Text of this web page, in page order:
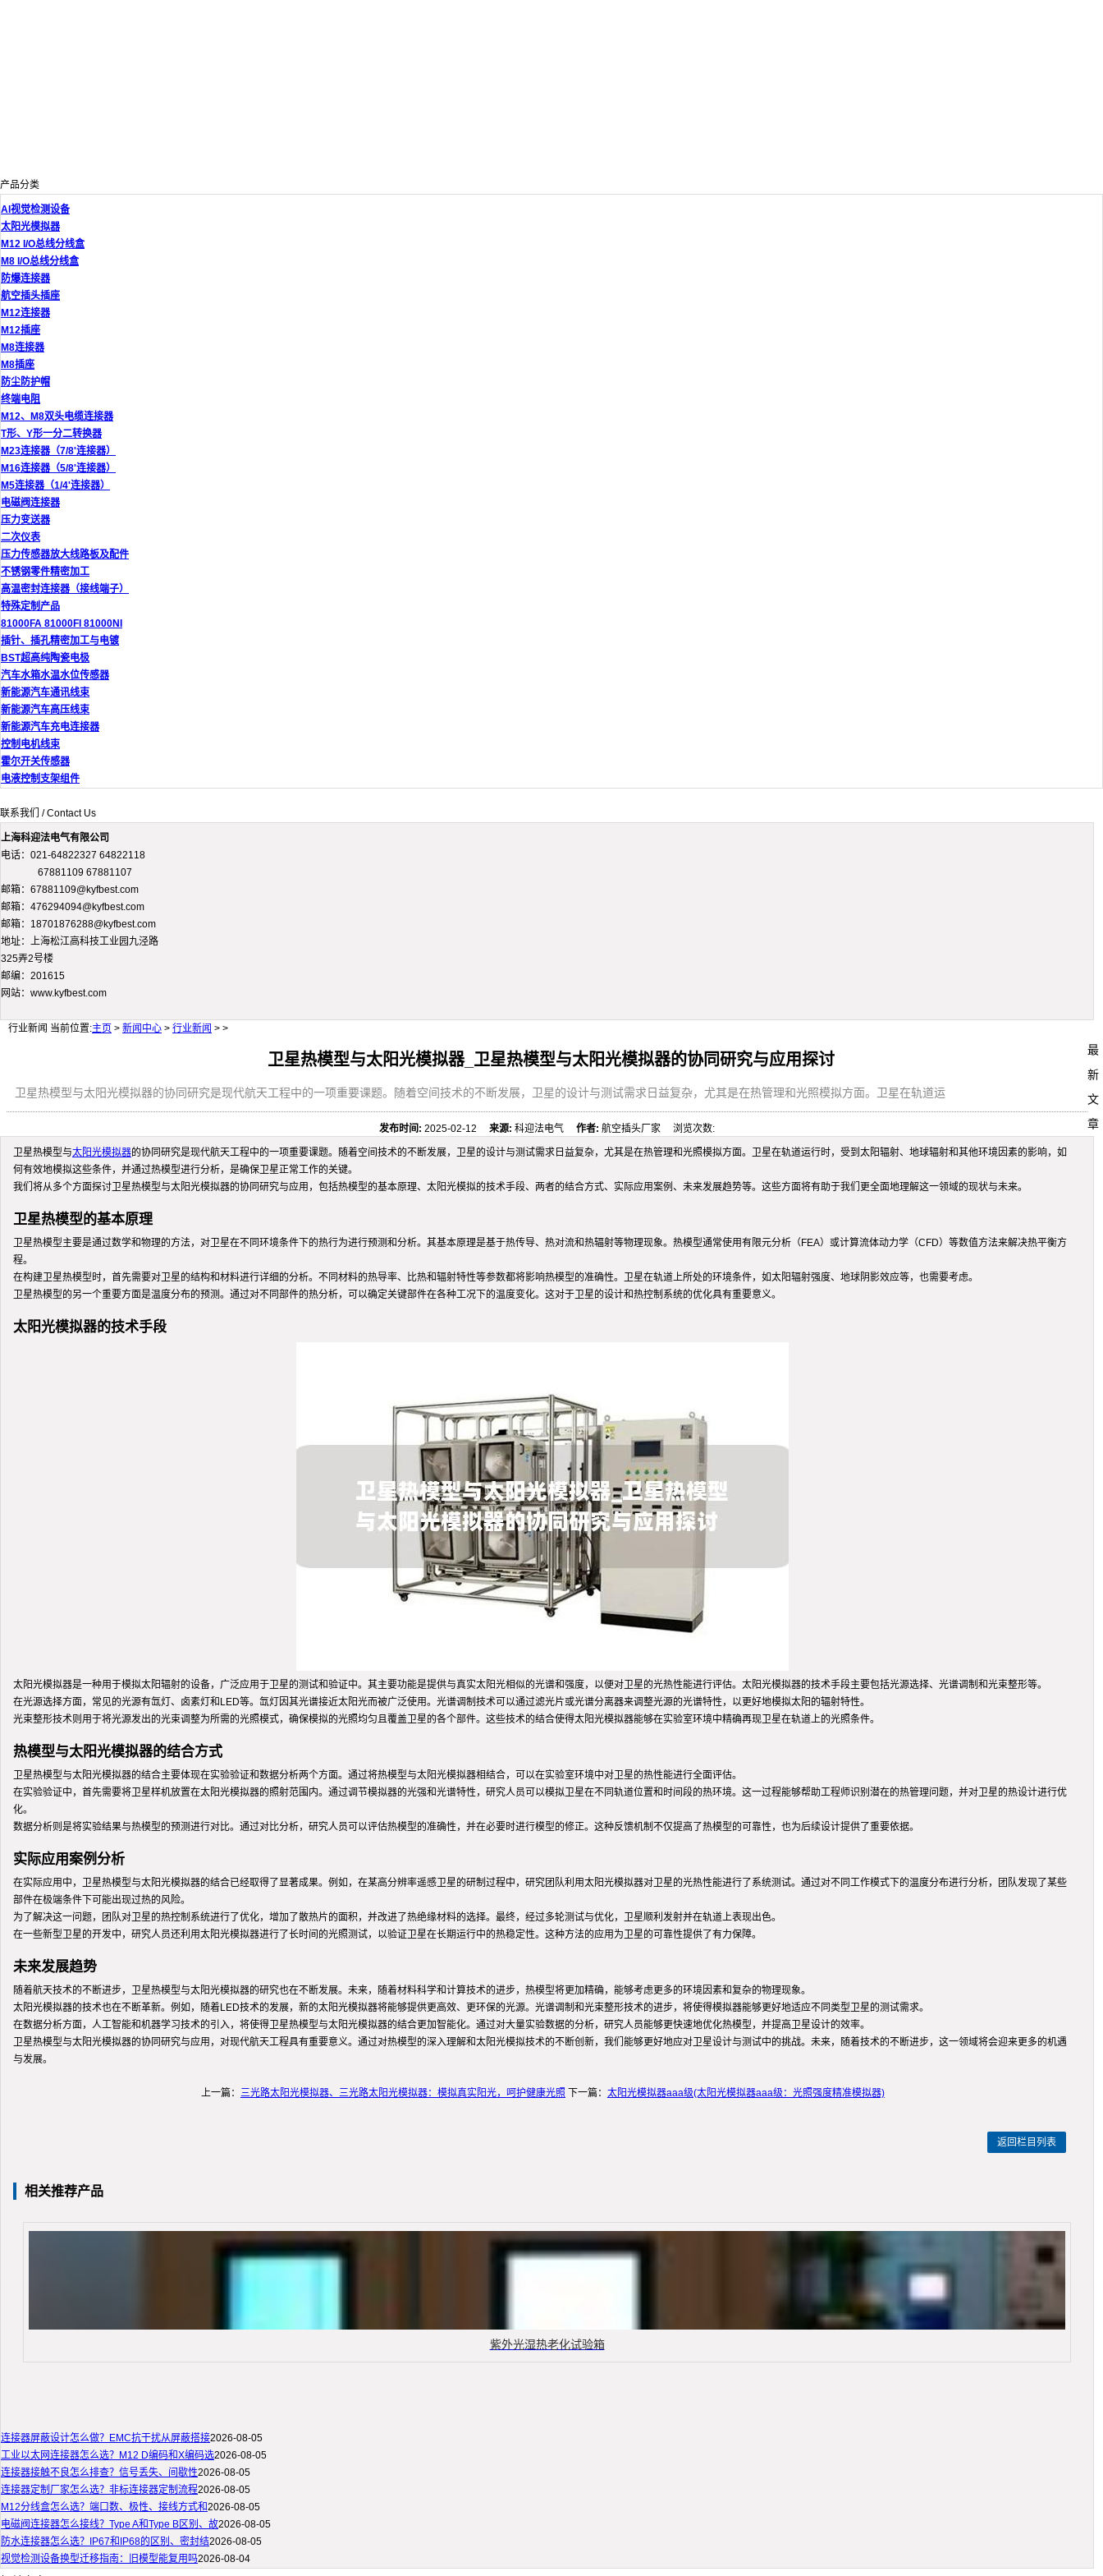
产品分类
AI视觉检测设备
太阳光模拟器
M12 I/O总线分线盒
M8 I/O总线分线盒
防爆连接器
航空插头插座
M12连接器
M12插座
M8连接器
M8插座
防尘防护帽
终端电阻
M12、M8双头电缆连接器
T形、Y形一分二转换器
M23连接器（7/8'连接器）
M16连接器（5/8'连接器）
M5连接器（1/4'连接器）
电磁阀连接器
压力变送器
二次仪表
压力传感器放大线路板及配件
不锈钢零件精密加工
高温密封连接器（接线端子）
特殊定制产品
81000FA 81000FI 81000NI
插针、插孔精密加工与电镀
BST超高纯陶瓷电极
汽车水箱水温水位传感器
新能源汽车通讯线束
新能源汽车高压线束
新能源汽车充电连接器
控制电机线束
霍尔开关传感器
电液控制支架组件
联系我们 / Contact Us
上海科迎法电气有限公司
电话：021-64822327 64822118
67881109 67881107
邮箱：67881109@kyfbest.com
邮箱：476294094@kyfbest.com
邮箱：18701876288@kyfbest.com
地址：上海松江高科技工业园九泾路
325弄2号楼
邮编：201615
网站：www.kyfbest.com
行业新闻 当前位置:主页 > 新闻中心 > 行业新闻 > >
卫星热模型与太阳光模拟器_卫星热模型与太阳光模拟器的协同研究与应用探讨
卫星热模型与太阳光模拟器的协同研究是现代航天工程中的一项重要课题。随着空间技术的不断发展，卫星的设计与测试需求日益复杂，尤其是在热管理和光照模拟方面。卫星在轨道运
发布时间: 2025-02-12来源: 科迎法电气作者: 航空插头厂家 浏览次数:
卫星热模型与太阳光模拟器的协同研究是现代航天工程中的一项重要课题。随着空间技术的不断发展，卫星的设计与测试需求日益复杂，尤其是在热管理和光照模拟方面。卫星在轨道运行时，受到太阳辐射、地球辐射和其他环境因素的影响，如
何有效地模拟这些条件，并通过热模型进行分析，是确保卫星正常工作的关键。
我们将从多个方面探讨卫星热模型与太阳光模拟器的协同研究与应用，包括热模型的基本原理、太阳光模拟的技术手段、两者的结合方式、实际应用案例、未来发展趋势等。这些方面将有助于我们更全面地理解这一领域的现状与未来。
卫星热模型的基本原理
卫星热模型主要是通过数学和物理的方法，对卫星在不同环境条件下的热行为进行预测和分析。其基本原理是基于热传导、热对流和热辐射等物理现象。热模型通常使用有限元分析（FEA）或计算流体动力学（CFD）等数值方法来解决热平衡方
程。
在构建卫星热模型时，首先需要对卫星的结构和材料进行详细的分析。不同材料的热导率、比热和辐射特性等参数都将影响热模型的准确性。卫星在轨道上所处的环境条件，如太阳辐射强度、地球阴影效应等，也需要考虑。
卫星热模型的另一个重要方面是温度分布的预测。通过对不同部件的热分析，可以确定关键部件在各种工况下的温度变化。这对于卫星的设计和热控制系统的优化具有重要意义。
太阳光模拟器的技术手段
太阳光模拟器是一种用于模拟太阳辐射的设备，广泛应用于卫星的测试和验证中。其主要功能是提供与真实太阳光相似的光谱和强度，以便对卫星的光热性能进行评估。太阳光模拟器的技术手段主要包括光源选择、光谱调制和光束整形等。
在光源选择方面，常见的光源有氙灯、卤素灯和LED等。氙灯因其光谱接近太阳光而被广泛使用。光谱调制技术可以通过滤光片或光谱分离器来调整光源的光谱特性，以更好地模拟太阳的辐射特性。
光束整形技术则用于将光源发出的光束调整为所需的光照模式，确保模拟的光照均匀且覆盖卫星的各个部件。这些技术的结合使得太阳光模拟器能够在实验室环境中精确再现卫星在轨道上的光照条件。
热模型与太阳光模拟器的结合方式
卫星热模型与太阳光模拟器的结合主要体现在实验验证和数据分析两个方面。通过将热模型与太阳光模拟器相结合，可以在实验室环境中对卫星的热性能进行全面评估。
在实验验证中，首先需要将卫星样机放置在太阳光模拟器的照射范围内。通过调节模拟器的光强和光谱特性，研究人员可以模拟卫星在不同轨道位置和时间段的热环境。这一过程能够帮助工程师识别潜在的热管理问题，并对卫星的热设计进行优
化。
数据分析则是将实验结果与热模型的预测进行对比。通过对比分析，研究人员可以评估热模型的准确性，并在必要时进行模型的修正。这种反馈机制不仅提高了热模型的可靠性，也为后续设计提供了重要依据。
实际应用案例分析
在实际应用中，卫星热模型与太阳光模拟器的结合已经取得了显著成果。例如，在某高分辨率遥感卫星的研制过程中，研究团队利用太阳光模拟器对卫星的光热性能进行了系统测试。通过对不同工作模式下的温度分布进行分析，团队发现了某些
部件在极端条件下可能出现过热的风险。
为了解决这一问题，团队对卫星的热控制系统进行了优化，增加了散热片的面积，并改进了热绝缘材料的选择。最终，经过多轮测试与优化，卫星顺利发射并在轨道上表现出色。
在一些新型卫星的开发中，研究人员还利用太阳光模拟器进行了长时间的光照测试，以验证卫星在长期运行中的热稳定性。这种方法的应用为卫星的可靠性提供了有力保障。
未来发展趋势
随着航天技术的不断进步，卫星热模型与太阳光模拟器的研究也在不断发展。未来，随着材料科学和计算技术的进步，热模型将更加精确，能够考虑更多的环境因素和复杂的物理现象。
太阳光模拟器的技术也在不断革新。例如，随着LED技术的发展，新的太阳光模拟器将能够提供更高效、更环保的光源。光谱调制和光束整形技术的进步，将使得模拟器能够更好地适应不同类型卫星的测试需求。
在数据分析方面，人工智能和机器学习技术的引入，将使得卫星热模型与太阳光模拟器的结合更加智能化。通过对大量实验数据的分析，研究人员能够更快速地优化热模型，并提高卫星设计的效率。
卫星热模型与太阳光模拟器的协同研究与应用，对现代航天工程具有重要意义。通过对热模型的深入理解和太阳光模拟技术的不断创新，我们能够更好地应对卫星设计与测试中的挑战。未来，随着技术的不断进步，这一领域将会迎来更多的机遇
与发展。
上一篇： 三光路太阳光模拟器、三光路太阳光模拟器：模拟真实阳光，呵护健康光照 下一篇： 太阳光模拟器aaa级(太阳光模拟器aaa级：光照强度精准模拟器)
返回栏目列表
相关推荐产品
紫外光湿热老化试验箱
最
新
文
章
连接器屏蔽设计怎么做？EMC抗干扰从屏蔽搭接2026-08-05
工业以太网连接器怎么选？M12 D编码和X编码选2026-08-05
连接器接触不良怎么排查？信号丢失、间歇性2026-08-05
连接器定制厂家怎么选？非标连接器定制流程2026-08-05
M12分线盒怎么选？端口数、极性、接线方式和2026-08-05
电磁阀连接器怎么接线？Type A和Type B区别、故2026-08-05
防水连接器怎么选？IP67和IP68的区别、密封结2026-08-05
视觉检测设备换型迁移指南：旧模型能复用吗2026-08-04